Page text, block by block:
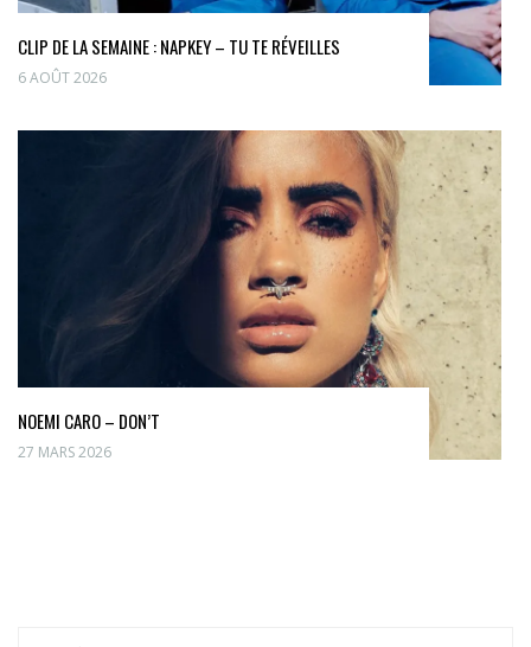
CLIP DE LA SEMAINE : NAPKEY – TU TE RÉVEILLES
6 AOÛT 2026
NOEMI CARO – DON’T
27 MARS 2026